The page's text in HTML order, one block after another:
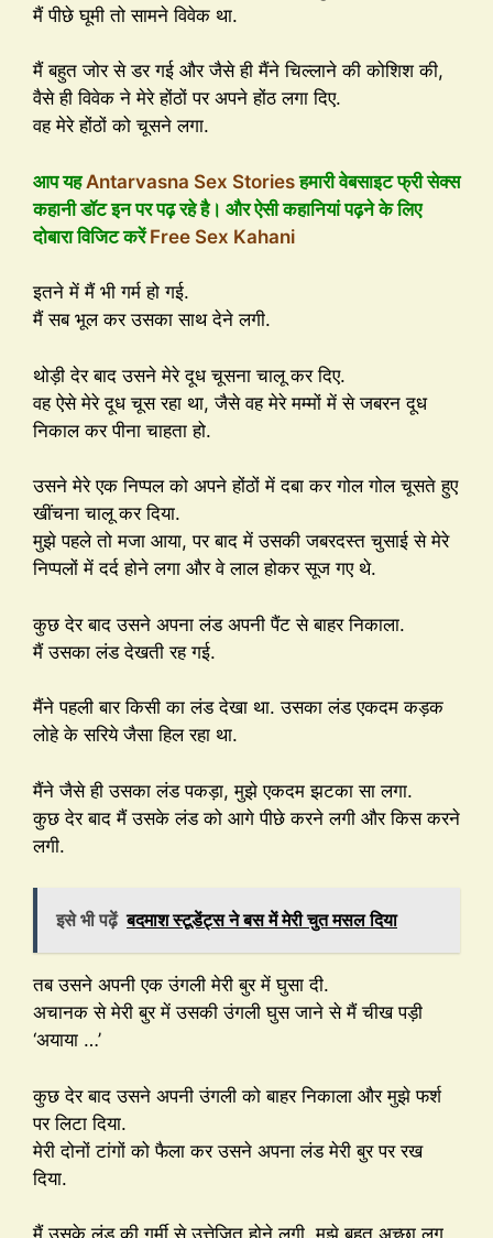
मैं पीछे घूमी तो सामने विवेक था.
मैं बहुत जोर से डर गई और जैसे ही मैंने चिल्लाने की कोशिश की,
वैसे ही विवेक ने मेरे होंठों पर अपने होंठ लगा दिए.
वह मेरे होंठों को चूसने लगा.
आप यहAntarvasna Sex Storiesहमारी वेबसाइट फ्री सेक्स
कहानी डॉट इन पर पढ़ रहे है। और ऐसी कहानियां पढ़ने के लिए
दोबारा विजिट करेंFree Sex Kahani
इतने में मैं भी गर्म हो गई.
मैं सब भूल कर उसका साथ देने लगी.
थोड़ी देर बाद उसने मेरे दूध चूसना चालू कर दिए.
वह ऐसे मेरे दूध चूस रहा था, जैसे वह मेरे मम्मों में से जबरन दूध
निकाल कर पीना चाहता हो.
उसने मेरे एक निप्पल को अपने होंठों में दबा कर गोल गोल चूसते हुए
खींचना चालू कर दिया.
मुझे पहले तो मजा आया, पर बाद में उसकी जबरदस्त चुसाई से मेरे
निप्पलों में दर्द होने लगा और वे लाल होकर सूज गए थे.
कुछ देर बाद उसने अपना लंड अपनी पैंट से बाहर निकाला.
मैं उसका लंड देखती रह गई.
मैंने पहली बार किसी का लंड देखा था. उसका लंड एकदम कड़क
लोहे के सरिये जैसा हिल रहा था.
मैंने जैसे ही उसका लंड पकड़ा, मुझे एकदम झटका सा लगा.
कुछ देर बाद मैं उसके लंड को आगे पीछे करने लगी और किस करने
लगी.
इसे भी पढ़ें बदमाश स्टूडेंट्स ने बस में मेरी चुत मसल दिया
तब उसने अपनी एक उंगली मेरी बुर में घुसा दी.
अचानक से मेरी बुर में उसकी उंगली घुस जाने से मैं चीख पड़ी
‘अयाया …’
कुछ देर बाद उसने अपनी उंगली को बाहर निकाला और मुझे फर्श
पर लिटा दिया.
मेरी दोनों टांगों को फैला कर उसने अपना लंड मेरी बुर पर रख
दिया.